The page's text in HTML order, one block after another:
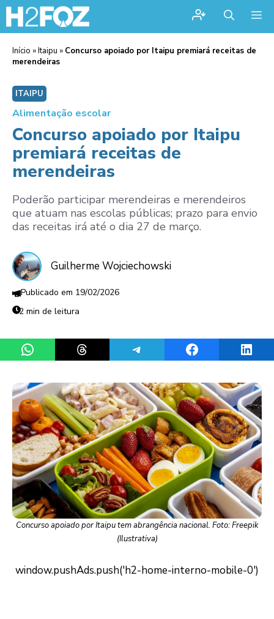
Início »Itaipu » Concurso apoiado por Itaipu premiará receitas de
merendeiras
ITAIPU
Alimentação escolar
Concurso apoiado por Itaipu
premiará receitas de
merendeiras
Poderão participar merendeiras e merendeiros
que atuam nas escolas públicas; prazo para envio
das receitas irá até o dia 27 de março.
Guilherme Wojciechowski
19/02/2026
2 min de leitura
Share on WhatsAppShare on ThreadsShare on TelegramShare on Facebook
Concurso apoiado por Itaipu tem abrangência nacional. Foto: Freepik
(Ilustrativa)